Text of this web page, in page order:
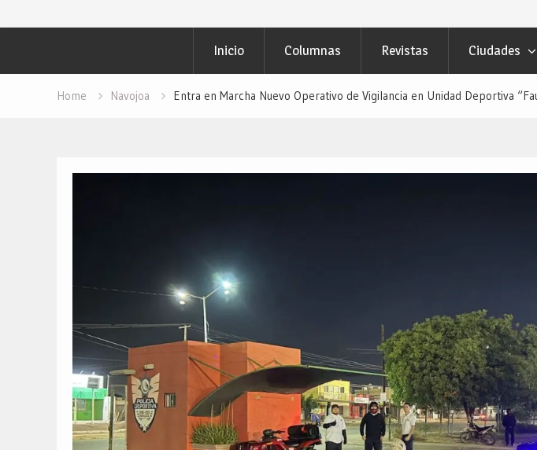
Inicio Columnas Revistas Ciudades
Home Navojoa Entra en Marcha Nuevo Operativo de Vigilancia en Unidad Deportiva